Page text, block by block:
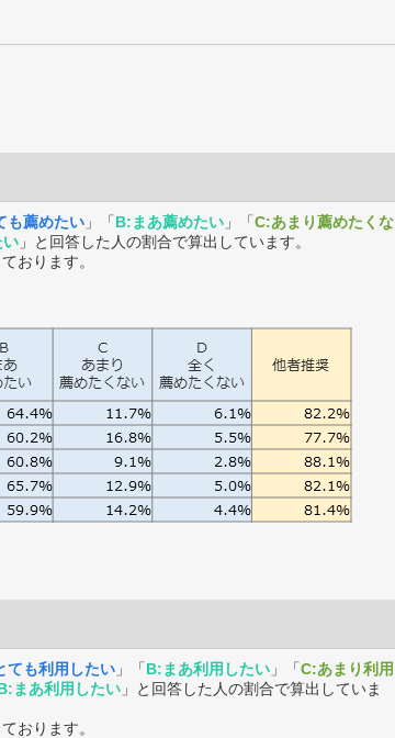
も薦めたい 」「B:まあ薦めたい 」「C:あまり薦めたくな
い 」と回答した人の割合で算出しています。
おります。
ても利用したい 」「B:まあ利用したい 」「C:あまり利用
まあ利用したい 」と回答した人の割合で算出していま
おります。